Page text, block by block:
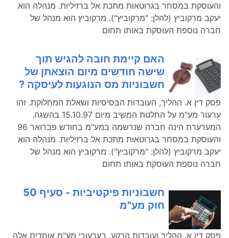
והעוסקת במסחר בגרוטאות מתכת אל ברזיליות. מנהלה הוא
יעקב מרקוביץ (להלן: "מרקוביץ"). מרקוביץ הוא מנהל של
חברה נוספת העוסקת באותו תחום
האם קיימת חובה להגיש תוך
שישה חודשים מיום הוצאתן של
חשבוניות מס הנוגעות לעיסקה ?
פסק דין א. ההליך, העובדות הבסיסיות ושאלת המחלוקת. זהו
ערעור מע"מ על החלטת המשיב מיום 15.10.97 בהשגה.
המערערת הינה חברה שנרשמה במע"מ בחודש פברואר 96
והעוסקת במסחר בגרוטאות מתכת אל ברזיליות. מנהלה הוא
יעקב מרקוביץ (להלן: "מרקוביץ"). מרקוביץ הוא מנהל של
חברה נוספת העוסקת באותו תחום
חשבוניות פיקטיביות - סעיף 50
חוק מע"מ
פסק דין א. ההליך ועובדות הרקע. בערעורי מע"מ אוחדים אלה,